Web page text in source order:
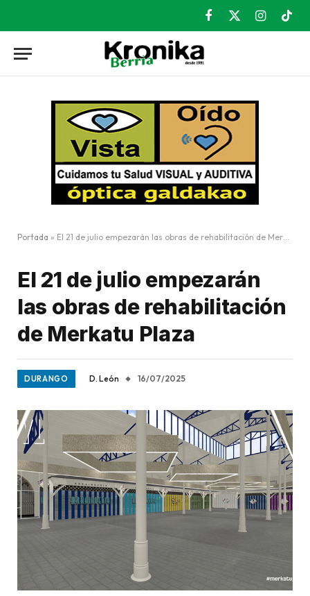
Facebook
X
Instagram
Portada » El 21 de julio empezarán las obras de rehabilitación de Merkatu Plaza
El 21 de julio empezarán
las obras de rehabilitación
de Merkatu Plaza
DURANGO D. León 16/07/2025